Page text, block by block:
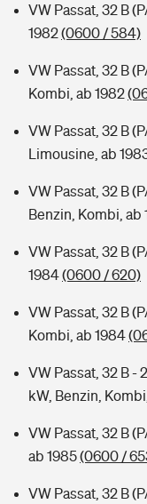
VW Passat, 32 B
1982(0600 / 584)
VW Passat, 32 B
Kombi, ab 1982
VW Passat, 32 B
Limousine, ab
VW Passat, 32 B
Benzin, Kombi, ab
VW Passat, 32 B
1984(0600 / 620)
VW Passat, 32 B
Kombi, ab 1984
VW Passat, 32 B -
kW, Benzin,
VW Passat, 32 B
ab 1985(0600 /
VW Passat, 32 B